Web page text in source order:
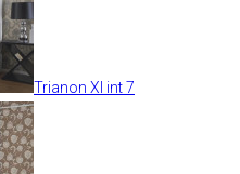
Trianon XI int 7